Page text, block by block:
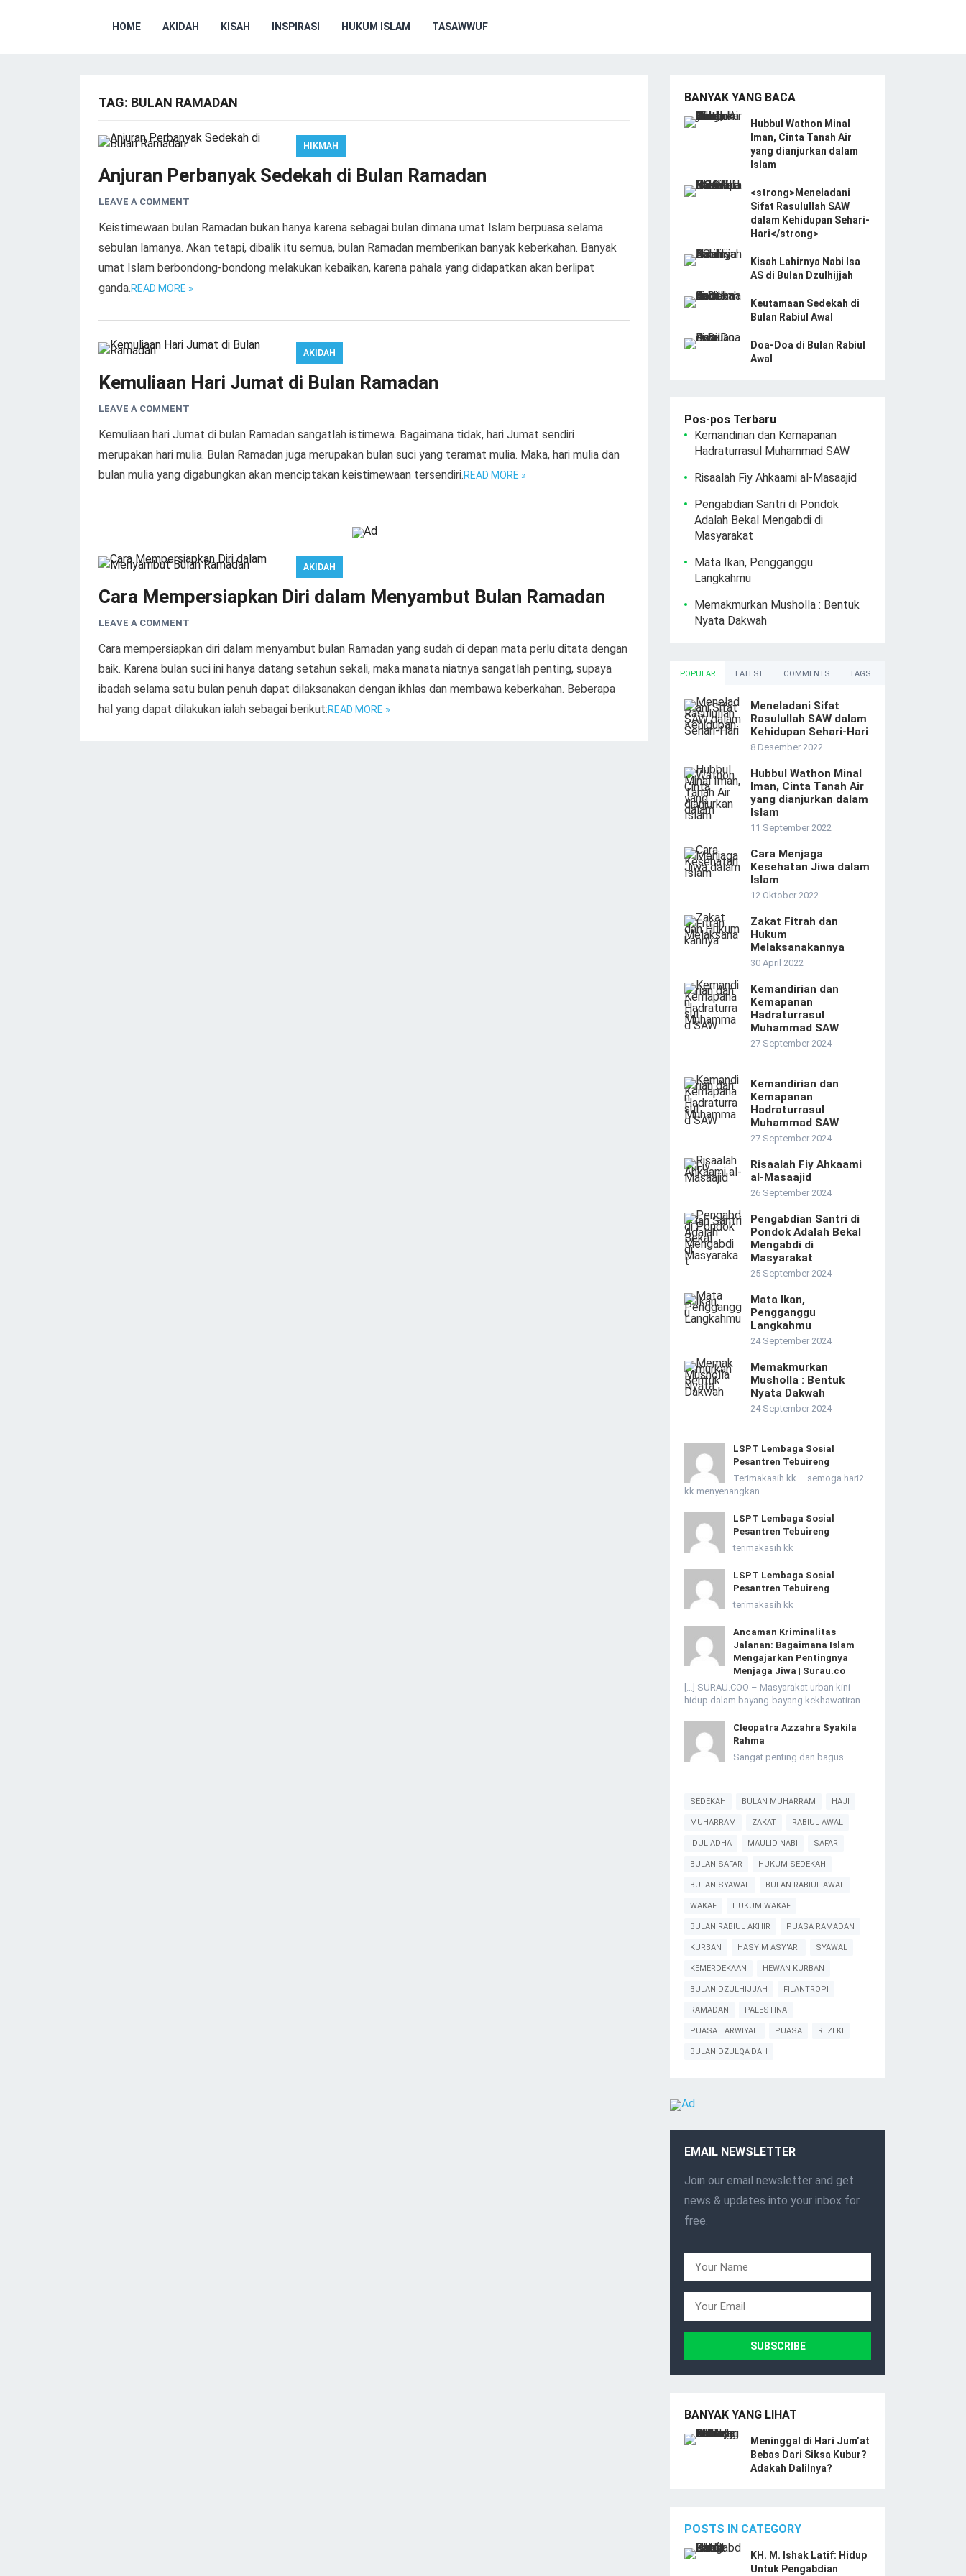
HOME AKIDAH KISAH INSPIRASI HUKUM ISLAM TASAWWUF
TAG: BULAN RAMADAN
HIKMAH
Anjuran Perbanyak Sedekah di Bulan Ramadan
LEAVE A COMMENT
Keistimewaan bulan Ramadan bukan hanya karena sebagai bulan dimana umat Islam berpuasa selama
sebulan lamanya. Akan tetapi, dibalik itu semua, bulan Ramadan memberikan banyak keberkahan. Banyak
umat Islam berbondong-bondong melakukan kebaikan, karena pahala yang didapatkan akan berlipat
ganda.READ MORE »
AKIDAH
Kemuliaan Hari Jumat di Bulan Ramadan
LEAVE A COMMENT
Kemuliaan hari Jumat di bulan Ramadan sangatlah istimewa. Bagaimana tidak, hari Jumat sendiri
merupakan hari mulia. Bulan Ramadan juga merupakan bulan suci yang teramat mulia. Maka, hari mulia dan
bulan mulia yang digabungkan akan menciptakan keistimewaan tersendiri.READ MORE »
AKIDAH
Cara Mempersiapkan Diri dalam Menyambut Bulan Ramadan
LEAVE A COMMENT
Cara mempersiapkan diri dalam menyambut bulan Ramadan yang sudah di depan mata perlu ditata dengan
baik. Karena bulan suci ini hanya datang setahun sekali, maka manata niatnya sangatlah penting, supaya
ibadah selama satu bulan penuh dapat dilaksanakan dengan ikhlas dan membawa keberkahan. Beberapa
hal yang dapat dilakukan ialah sebagai berikut:READ MORE »
BANYAK YANG BACA
Hubbul Wathon Minal
Iman, Cinta Tanah Air
yang dianjurkan dalam
Islam
<strong>Meneladani
Sifat Rasulullah SAW
dalam Kehidupan Sehari-
Hari</strong>
Kisah Lahirnya Nabi Isa
AS di Bulan Dzulhijjah
Keutamaan Sedekah di
Bulan Rabiul Awal
Doa-Doa di Bulan Rabiul
Awal
Pos-pos Terbaru
Kemandirian dan Kemapanan
Hadraturrasul Muhammad SAW
Risaalah Fiy Ahkaami al-Masaajid
Pengabdian Santri di Pondok
Adalah Bekal Mengabdi di
Masyarakat
Mata Ikan, Pengganggu
Langkahmu
Memakmurkan Musholla : Bentuk
Nyata Dakwah
POPULAR LATEST COMMENTS TAGS
Meneladani Sifat
Rasulullah SAW dalam
Kehidupan Sehari-Hari
8 Desember 2022
Hubbul Wathon Minal
Iman, Cinta Tanah Air
yang dianjurkan dalam
Islam
11 September 2022
Cara Menjaga
Kesehatan Jiwa dalam
Islam
12 Oktober 2022
Zakat Fitrah dan
Hukum
Melaksanakannya
30 April 2022
Kemandirian dan
Kemapanan
Hadraturrasul
Muhammad SAW
27 September 2024
Kemandirian dan
Kemapanan
Hadraturrasul
Muhammad SAW
27 September 2024
Risaalah Fiy Ahkaami
al-Masaajid
26 September 2024
Pengabdian Santri di
Pondok Adalah Bekal
Mengabdi di
Masyarakat
25 September 2024
Mata Ikan,
Pengganggu
Langkahmu
24 September 2024
Memakmurkan
Musholla : Bentuk
Nyata Dakwah
24 September 2024
LSPT Lembaga Sosial
Pesantren Tebuireng
Terimakasih kk.... semoga hari2
kk menyenangkan
LSPT Lembaga Sosial
Pesantren Tebuireng
terimakasih kk
LSPT Lembaga Sosial
Pesantren Tebuireng
terimakasih kk
Ancaman Kriminalitas
Jalanan: Bagaimana Islam
Mengajarkan Pentingnya
Menjaga Jiwa | Surau.co
[…] SURAU.COO – Masyarakat urban kini
hidup dalam bayang-bayang kekhawatiran.…
Cleopatra Azzahra Syakila
Rahma
Sangat penting dan bagus
SEDEKAH BULAN MUHARRAM HAJI
MUHARRAM ZAKAT RABIUL AWAL
IDUL ADHA MAULID NABI SAFAR
BULAN SAFAR HUKUM SEDEKAH
BULAN SYAWAL BULAN RABIUL AWAL
WAKAF HUKUM WAKAF
BULAN RABIUL AKHIR PUASA RAMADAN
KURBAN HASYIM ASY'ARI SYAWAL
KEMERDEKAAN HEWAN KURBAN
BULAN DZULHIJJAH FILANTROPI
RAMADAN PALESTINA
PUASA TARWIYAH PUASA REZEKI
BULAN DZULQA'DAH
EMAIL NEWSLETTER
Join our email newsletter and get
news & updates into your inbox for
free.
BANYAK YANG LIHAT
Meninggal di Hari Jum’at
Bebas Dari Siksa Kubur?
Adakah Dalilnya?
POSTS IN CATEGORY
KH. M. Ishak Latif: Hidup
Untuk Pengabdian